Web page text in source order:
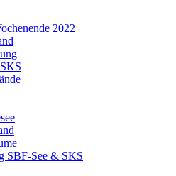
2022
SBF-See & SKS